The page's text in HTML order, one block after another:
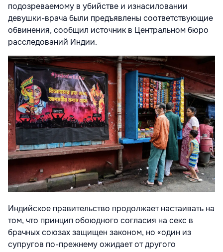
подозреваемому в убийстве и изнасиловании
девушки-врача были предъявлены соответствующие
обвинения, сообщил источник в Центральном бюро
расследований Индии.
Индийское правительство продолжает настаивать на
том, что принцип обоюдного согласия на секс в
брачных союзах защищен законом, но «один из
супругов по-прежнему ожидает от другого